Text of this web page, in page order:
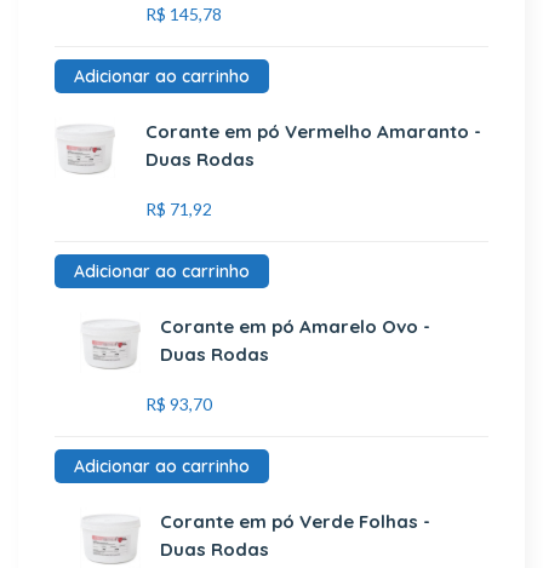
R$ 145,78
Adicionar ao carrinho
Corante em pó Vermelho Amaranto -
Duas Rodas
R$ 71,92
Adicionar ao carrinho
Corante em pó Amarelo Ovo -
Duas Rodas
R$ 93,70
Adicionar ao carrinho
Corante em pó Verde Folhas -
Duas Rodas